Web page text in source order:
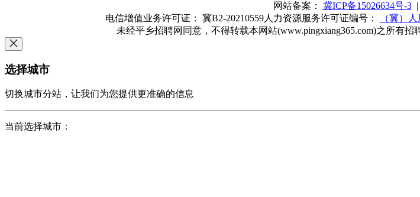
网站备案： 冀ICP备15026634号-3|
电信增值业务许可证： 冀B2-20210559人力资源服务许可证编号： （冀）
未经平乡招聘网同意，不得转载本网站(www.pingxiang365.com)之所有
选择城市
切换城市分站，让我们为您提供更准确的信息
当前选择城市：